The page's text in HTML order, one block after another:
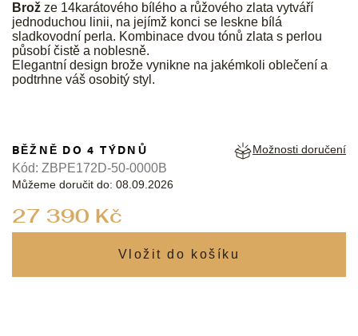
Brož ze 14karátového bílého a růžového zlata vytváří
jednoduchou linii, na jejímž konci se leskne bílá
sladkovodní perla. Kombinace dvou tónů zlata s perlou
působí čistě a noblesně.
Elegantní design brože vynikne na jakémkoli oblečení a
podtrhne váš osobitý styl.
27 390 Kč
BĚŽNĚ DO 4 TÝDNŮ
Můžeme doručit do: 08.09.2026
Možnosti doručení
Kód: ZBPE172D-50-0000B